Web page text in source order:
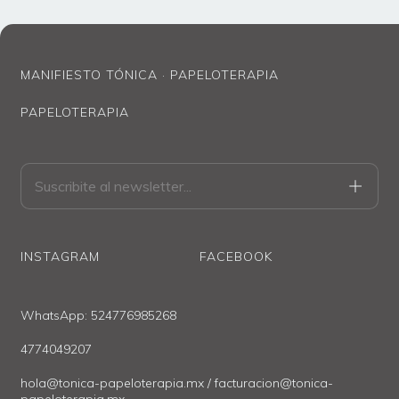
MANIFIESTO TÓNICA · PAPELOTERAPIA
PAPELOTERAPIA
INSTAGRAM FACEBOOK
WhatsApp: 524776985268
4774049207
hola@tonica-papeloterapia.mx /facturacion@tonica-